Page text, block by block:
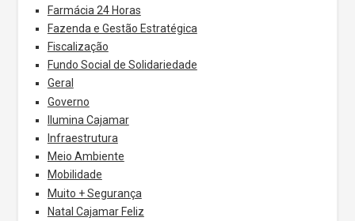
Farmácia 24 Horas
Fazenda e Gestão Estratégica
Fiscalização
Fundo Social de Solidariedade
Geral
Governo
Ilumina Cajamar
Infraestrutura
Meio Ambiente
Mobilidade
Muito + Segurança
Natal Cajamar Feliz